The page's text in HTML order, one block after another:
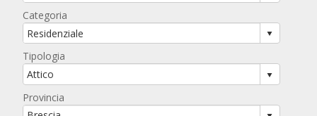
Categoria
Tipologia
Provincia